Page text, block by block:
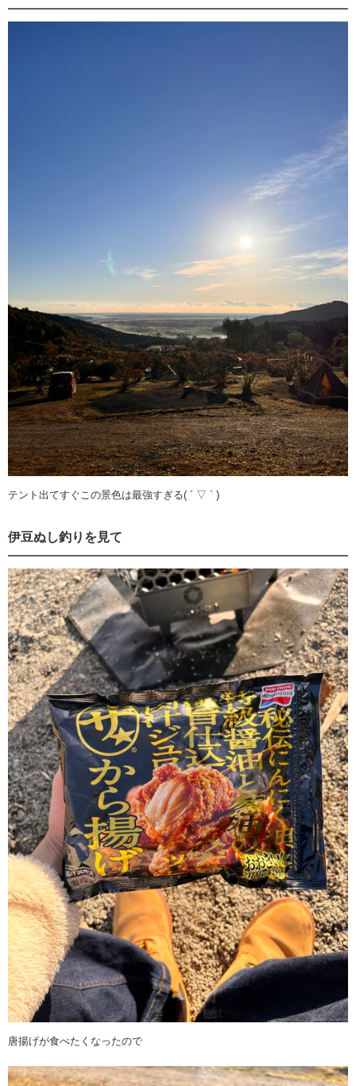
テント出てすぐこの景色は最強すぎる( ´ ▽ ` )
伊豆ぬし釣りを見て
唐揚げが食べたくなったので